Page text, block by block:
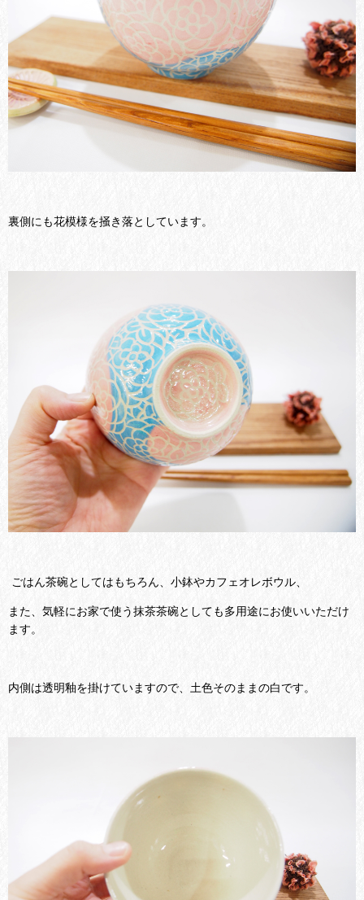
裏側にも花模様を掻き落としています。
ごはん茶碗としてはもちろん、小鉢やカフェオレボウル、
また、気軽にお家で使う抹茶茶碗としても多用途にお使いいただけ
ます。
内側は透明釉を掛けていますので、土色そのままの白です。